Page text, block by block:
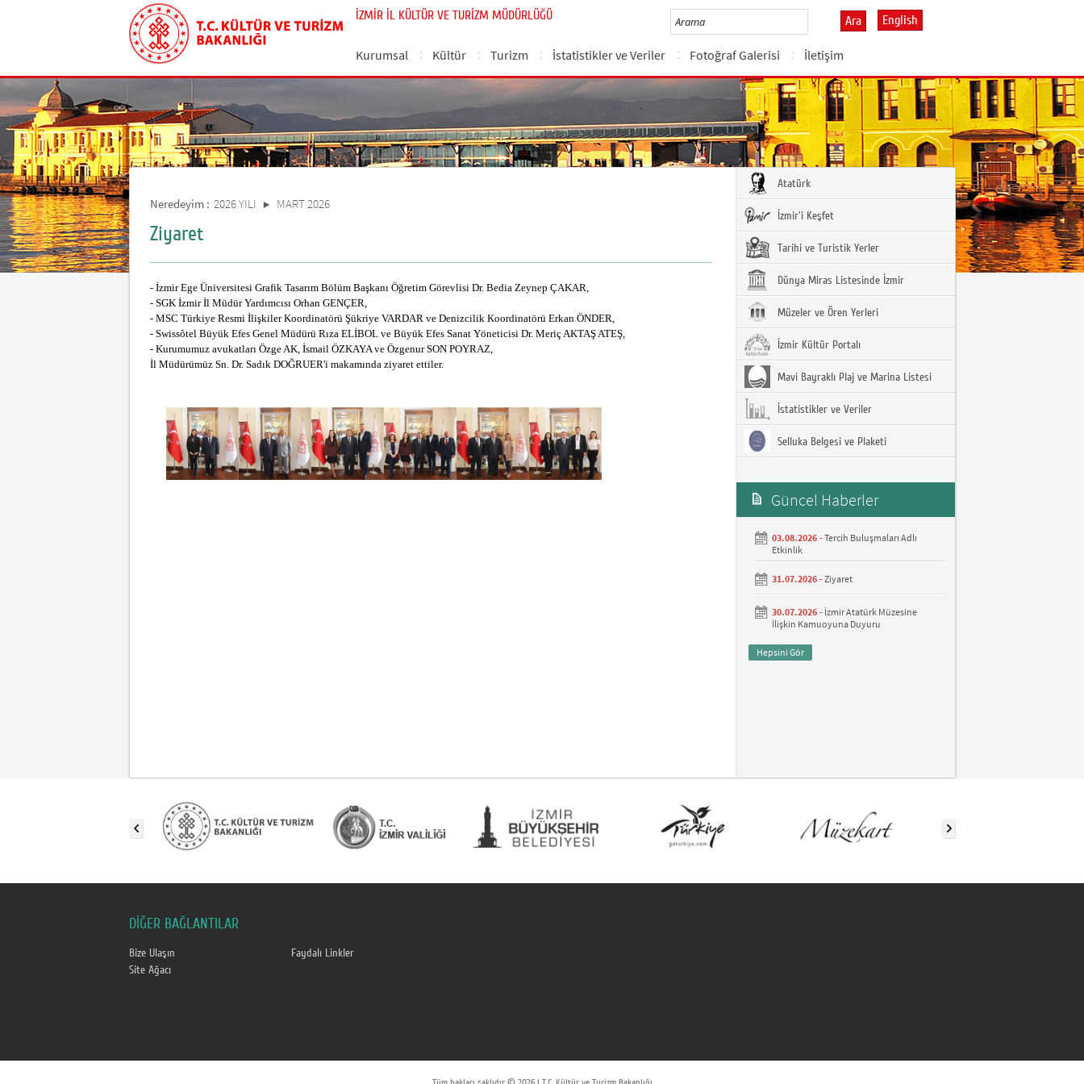
İZMİR İL KÜLTÜR VE TURİZM MÜDÜRLÜĞÜ Ara English
Kurumsal Kültür Turizm İstatistikler ve Veriler Fotoğraf Galerisi İletişim
Neredeyim : 2026 YILI MART 2026
Ziyaret
- İzmir Ege Üniversitesi Grafik Tasarım Bölüm Başkanı Öğretim Görevlisi Dr. Bedia Zeynep ÇAKAR,
- SGK İzmir İl Müdür Yardımcısı Orhan GENÇER,
- MSC Türkiye Resmi İlişkiler Koordinatörü Şükriye VARDAR ve Denizcilik Koordinatörü Erkan ÖNDER,
- Swissôtel Büyük Efes Genel Müdürü Rıza ELİBOL ve Büyük Efes Sanat Yöneticisi Dr. Meriç AKTAŞ ATEŞ,
- Kurumumuz avukatları Özge AK, İsmail ÖZKAYA ve Özgenur SON POYRAZ,
İl Müdürümüz Sn. Dr. Sadık DOĞRUER'i makamında ziyaret ettiler.
Atatürk
İzmir'i Keşfet
Tarihi ve Turistik Yerler
Dünya Miras Listesinde İzmir
Müzeler ve Ören Yerleri
İzmir Kültür Portalı
Mavi Bayraklı Plaj ve Marina Listesi
İstatistikler ve Veriler
Selluka Belgesi ve Plaketi
Güncel Haberler
03.08.2026 -Tercih Buluşmaları Adlı
Etkinlik
31.07.2026 -Ziyaret
30.07.2026 - İzmir Atatürk Müzesine
İlişkin Kamuoyuna Duyuru
Hepsini Gör
DİĞER BAĞLANTILAR
Bize Ulaşın
Faydalı Linkler
Site Ağacı